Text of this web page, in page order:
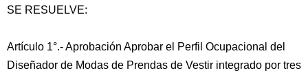
SE RESUELVE:
Artículo 1°.- Aprobación Aprobar el Perfil Ocupacional del
Diseñador de Modas de Prendas de Vestir integrado por tres